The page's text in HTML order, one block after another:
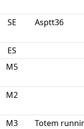
SE Asptt36
ES
M5
M2
M3
Totem